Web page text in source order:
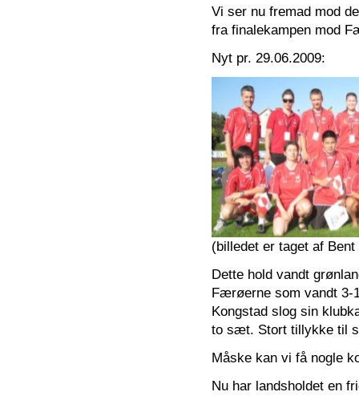
Vi ser nu fremad mod
fra finalekampen mod
Nyt pr. 29.06.2009:
(billedet er taget af Bent
Dette hold vandt
Færøerne som vandt 3-
Kongstad slog sin
to sæt. Stort tillykke til
Måske kan vi få nogle
Nu har landsholdet en